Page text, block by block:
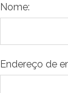
Nome:
Endereço de